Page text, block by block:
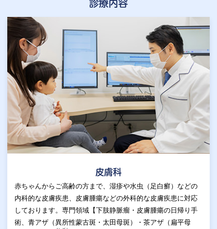
診療内容
皮膚科
赤ちゃんからご高齢の方まで、湿疹や水虫（足白癬）などの
内科的な皮膚疾患、皮膚腫瘍などの外科的な皮膚疾患に対応
しております。専門領域【下肢静脈瘤・皮膚腫瘍の日帰り手
術、青アザ（異所性蒙古斑・太田母斑）・茶アザ（扁平母